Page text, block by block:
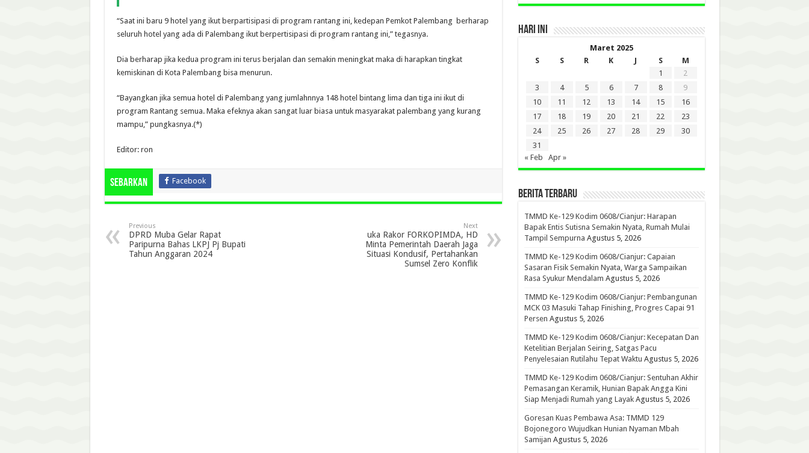
“Saat ini baru 9 hotel yang ikut berpartisipasi di program rantang ini, kedepan Pemkot Palembang berharap
seluruh hotel yang ada di Palembang ikut berpertisipasi di program rantang ini,” tegasnya.
Dia berharap jika kedua program ini terus berjalan dan semakin meningkat maka di harapkan tingkat
kemiskinan di Kota Palembang bisa menurun.
“Bayangkan jika semua hotel di Palembang yang jumlahnnya 148 hotel bintang lima dan tiga ini ikut di
program Rantang semua. Maka efeknya akan sangat luar biasa untuk masyarakat palembang yang kurang
mampu,” pungkasnya.(*)
Editor: ron
Sebarkan Facebook
Previous
DPRD Muba Gelar Rapat
Paripurna Bahas LKPJ Pj Bupati
Tahun Anggaran 2024
Next
uka Rakor FORKOPIMDA, HD
Minta Pemerintah Daerah Jaga
Situasi Kondusif, Pertahankan
Sumsel Zero Konflik
HARI INI
Maret 2025
S
S R K J S
M
1
2
3
4 5 6 7 8
9
10
11 12 13 14 15
16
17
18 19 20 21 22
23
24
25 26 27 28 29
30
31
« Feb
Apr »
BERITA TERBARU
TMMD Ke-129 Kodim 0608/Cianjur: Harapan
Bapak Entis Sutisna Semakin Nyata, Rumah Mulai
Tampil Sempurna Agustus 5, 2026
TMMD Ke-129 Kodim 0608/Cianjur: Capaian
Sasaran Fisik Semakin Nyata, Warga Sampaikan
Rasa Syukur Mendalam Agustus 5, 2026
TMMD Ke-129 Kodim 0608/Cianjur: Pembangunan
MCK 03 Masuki Tahap Finishing, Progres Capai 91
Persen Agustus 5, 2026
TMMD Ke-129 Kodim 0608/Cianjur: Kecepatan Dan
Ketelitian Berjalan Seiring, Satgas Pacu
Penyelesaian Rutilahu Tepat Waktu Agustus 5, 2026
TMMD Ke-129 Kodim 0608/Cianjur: Sentuhan Akhir
Pemasangan Keramik, Hunian Bapak Angga Kini
Siap Menjadi Rumah yang Layak Agustus 5, 2026
Goresan Kuas Pembawa Asa: TMMD 129
Bojonegoro Wujudkan Hunian Nyaman Mbah
Samijan Agustus 5, 2026